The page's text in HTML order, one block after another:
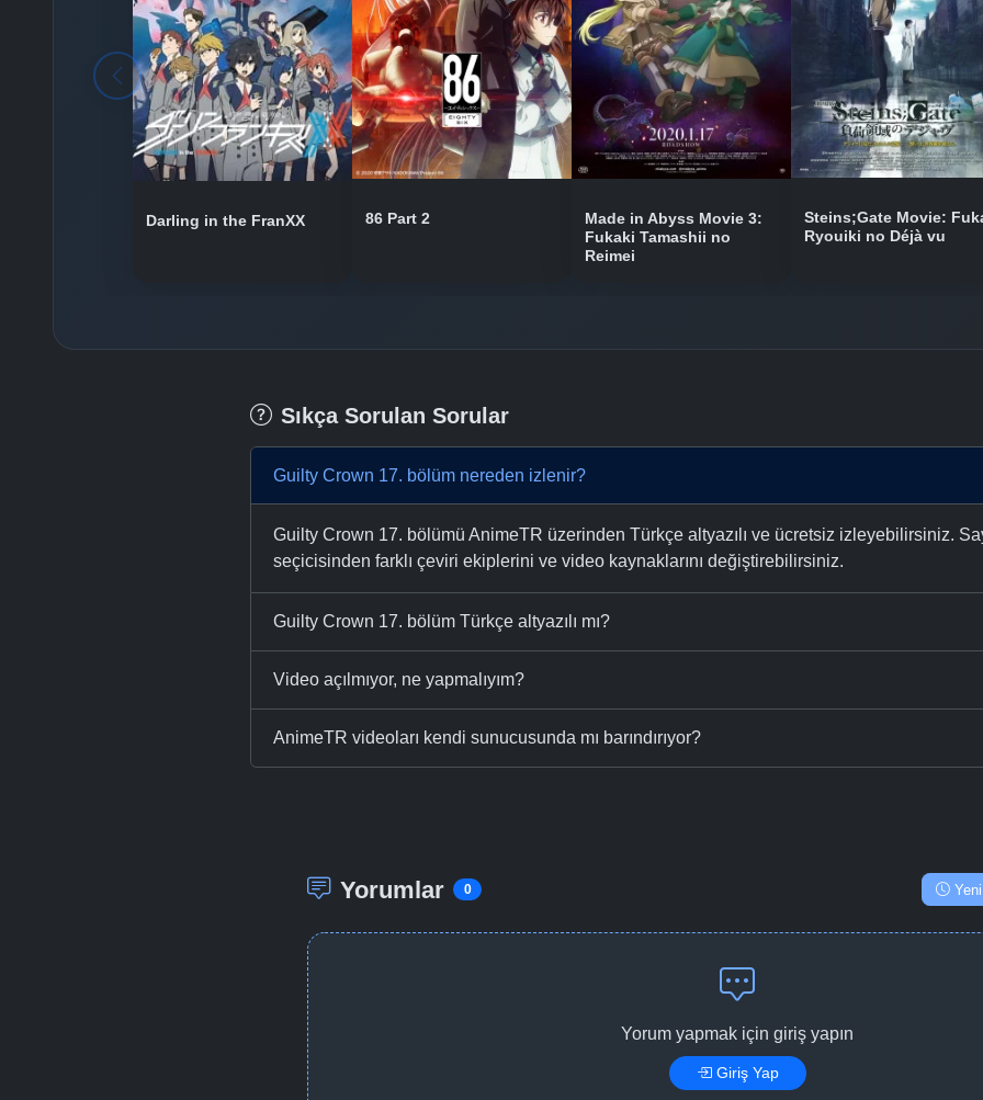
Darling in the FranXX 86 Part 2
Made in Abyss Movie 3:
Fukaki Tamashii no
Reimei
Steins;Gate Movie:
Ryouiki no Déjà vu
Sıkça Sorulan Sorular
Guilty Crown 17. bölüm nereden izlenir?
Guilty Crown 17. bölümü AnimeTR üzerinden Türkçe altyazılı ve ücretsiz izleyebilirsiniz.
seçicisinden farklı çeviri ekiplerini ve video kaynaklarını değiştirebilirsiniz.
Guilty Crown 17. bölüm Türkçe altyazılı mı?
Video açılmıyor, ne yapmalıyım?
AnimeTR videoları kendi sunucusunda mı barındırıyor?
Yorumlar 0 Yeni
Yorum yapmak için giriş yapın
Giriş Yap